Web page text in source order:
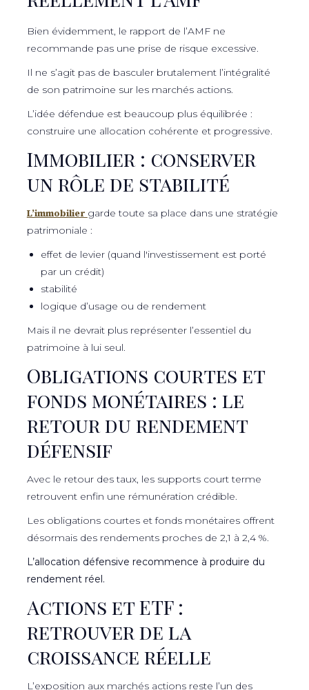
Bien évidemment, le rapport de l’AMF ne
recommande pas une prise de risque excessive.
Il ne s’agit pas de basculer brutalement l’intégralité
de son patrimoine sur les marchés actions.
L’idée défendue est beaucoup plus équilibrée :
construire une allocation cohérente et progressive.
Immobilier : conserver
un rôle de stabilité
L’immobilier garde toute sa place dans une stratégie
patrimoniale :
effet de levier (quand l'investissement est porté
par un crédit)
stabilité
logique d’usage ou de rendement
Mais il ne devrait plus représenter l’essentiel du
patrimoine à lui seul.
Obligations courtes et
fonds monétaires : le
retour du rendement
défensif
Avec le retour des taux, les supports court terme
retrouvent enfin une rémunération crédible.
Les obligations courtes et fonds monétaires offrent
désormais des rendements proches de 2,1 à 2,4 %.
L’allocation défensive recommence à produire du
rendement réel.
Actions et ETF :
retrouver de la
croissance réelle
L’exposition aux marchés actions reste l’un des